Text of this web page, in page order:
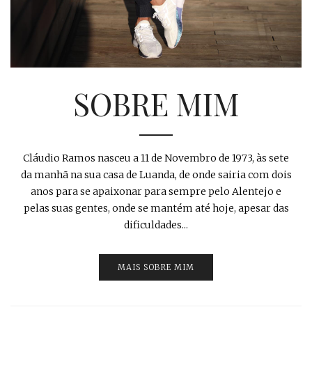
SOBRE MIM
Cláudio Ramos nasceu a 11 de Novembro de 1973, às sete
da manhã na sua casa de Luanda, de onde sairia com dois
anos para se apaixonar para sempre pelo Alentejo e
pelas suas gentes, onde se mantém até hoje, apesar das
dificuldades...
MAIS SOBRE MIM